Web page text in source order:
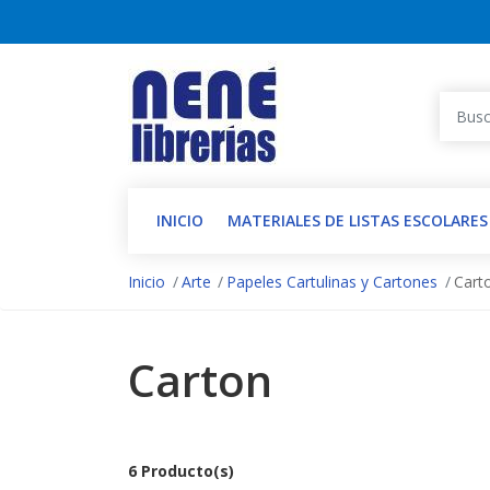
INICIO MATERIALES DE LISTAS ESCOLARES
Inicio Arte Papeles Cartulinas y Cartones
Carton
6 Producto(s)